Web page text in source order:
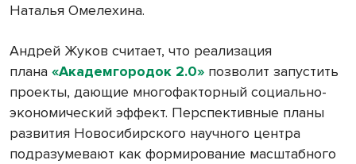
Наталья Омелехина.
Андрей Жуков считает, что реализация
плана «Академгородок 2.0» позволит запустить
проекты, дающие многофакторный социально-
экономический эффект. Перспективные планы
развития Новосибирского научного центра
подразумевают как формирование масштабного